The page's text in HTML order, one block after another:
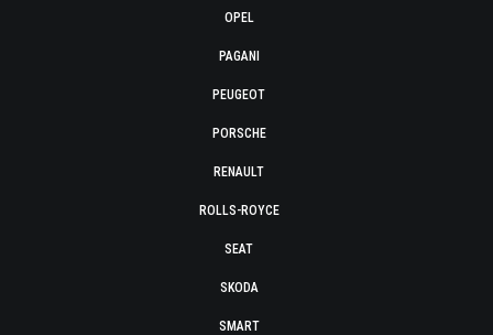
OPEL
PAGANI
PEUGEOT
PORSCHE
RENAULT
ROLLS-ROYCE
SEAT
SKODA
SMART